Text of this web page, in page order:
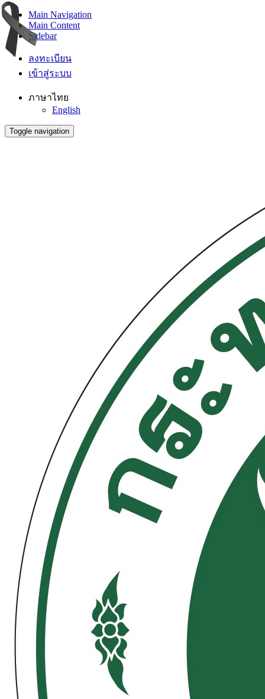
Main Navigation
Main Content
Sidebar
ลงทะเบียน
เข้าสู่ระบบ
ภาษาไทย
English
Toggle navigation